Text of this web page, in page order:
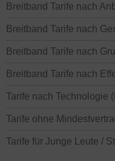
Breitband Tarife nach
Breitband Tarife nach
Breitband Tarife nach
Breitband Tarife nach
Tarife nach Technologie
Tarife ohne
Tarife für Junge Leute /